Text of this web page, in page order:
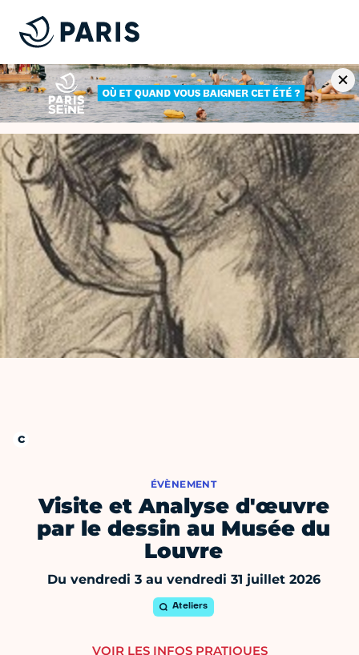
ÉVÈNEMENT
Visite et Analyse d'œuvre
par le dessin au Musée du
Louvre
Du vendredi 3 au vendredi 31 juillet 2026
Ateliers
VOIR LES INFOS PRATIQUES